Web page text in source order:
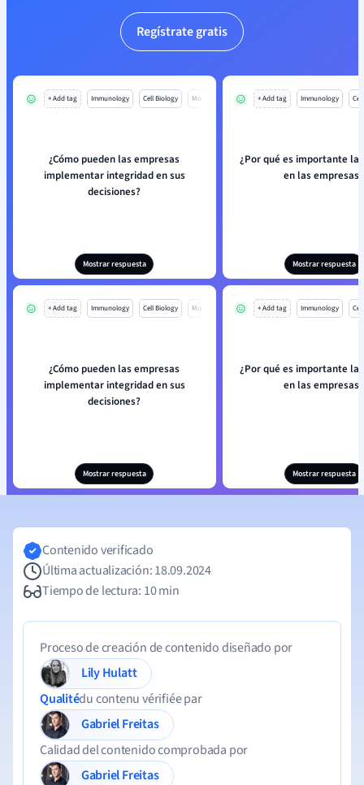
Regístrate gratis
+ Add tag Immunology Cell Biology Mo
¿Cómo pueden las empresas
implementar integridad en sus
decisiones?
Mostrar respuesta
+ Add tag Immunology
¿Por qué es importante la
en las empresas?
Mostrar respuesta
+ Add tag Immunology Cell Biology Mo
¿Cómo pueden las empresas
implementar integridad en sus
decisiones?
Mostrar respuesta
+ Add tag Immunology
¿Por qué es importante la
en las empresas?
Mostrar respuesta
Contenido verificado
Última actualización: 18.09.2024
Tiempo de lectura: 10 min
Proceso de creación de contenido diseñado por
Lily Hulatt
Qualitédu contenu vérifiée par
Gabriel Freitas
Calidad del contenido comprobada por
Gabriel Freitas